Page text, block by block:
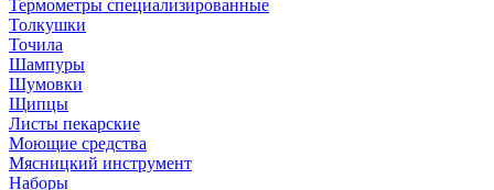
Термометры специализированные
Толкушки
Точила
Шампуры
Шумовки
Щипцы
Листы пекарские
Моющие средства
Мясницкий инструмент
Наборы